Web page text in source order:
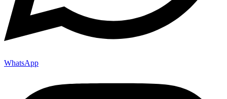
WhatsApp